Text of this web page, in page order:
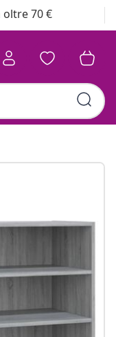
70 €